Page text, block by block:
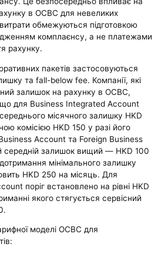
в OCBC для невеликих
обмежуються підготовкою
комплаєнсу, а не платежами
рахунку.
пакетів застосовуються
та fall-below fee. Компанії, які
залишок на рахунку в OCBC,
що для Business Integrated Account
місячного залишку HKD
комісією HKD 150 у разі його
Account та Foreign Business
середній залишок вищий — HKD 100
мінімального залишку
HKD 250 на місяць. Для
поріг встановлено на рівні HKD
якого стягується сервісний
моделі OCBC для